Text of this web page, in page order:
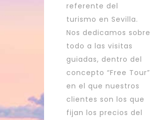
referente del
turismo en Sevilla.
Nos dedicamos sobre
todo a las visitas
guiadas, dentro del
concepto “Free Tour”
en el que nuestros
clientes son los que
fijan los precios del